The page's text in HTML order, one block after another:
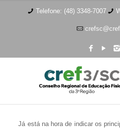
Telefone: (48) 3348-7007
Já está na hora de indicar os